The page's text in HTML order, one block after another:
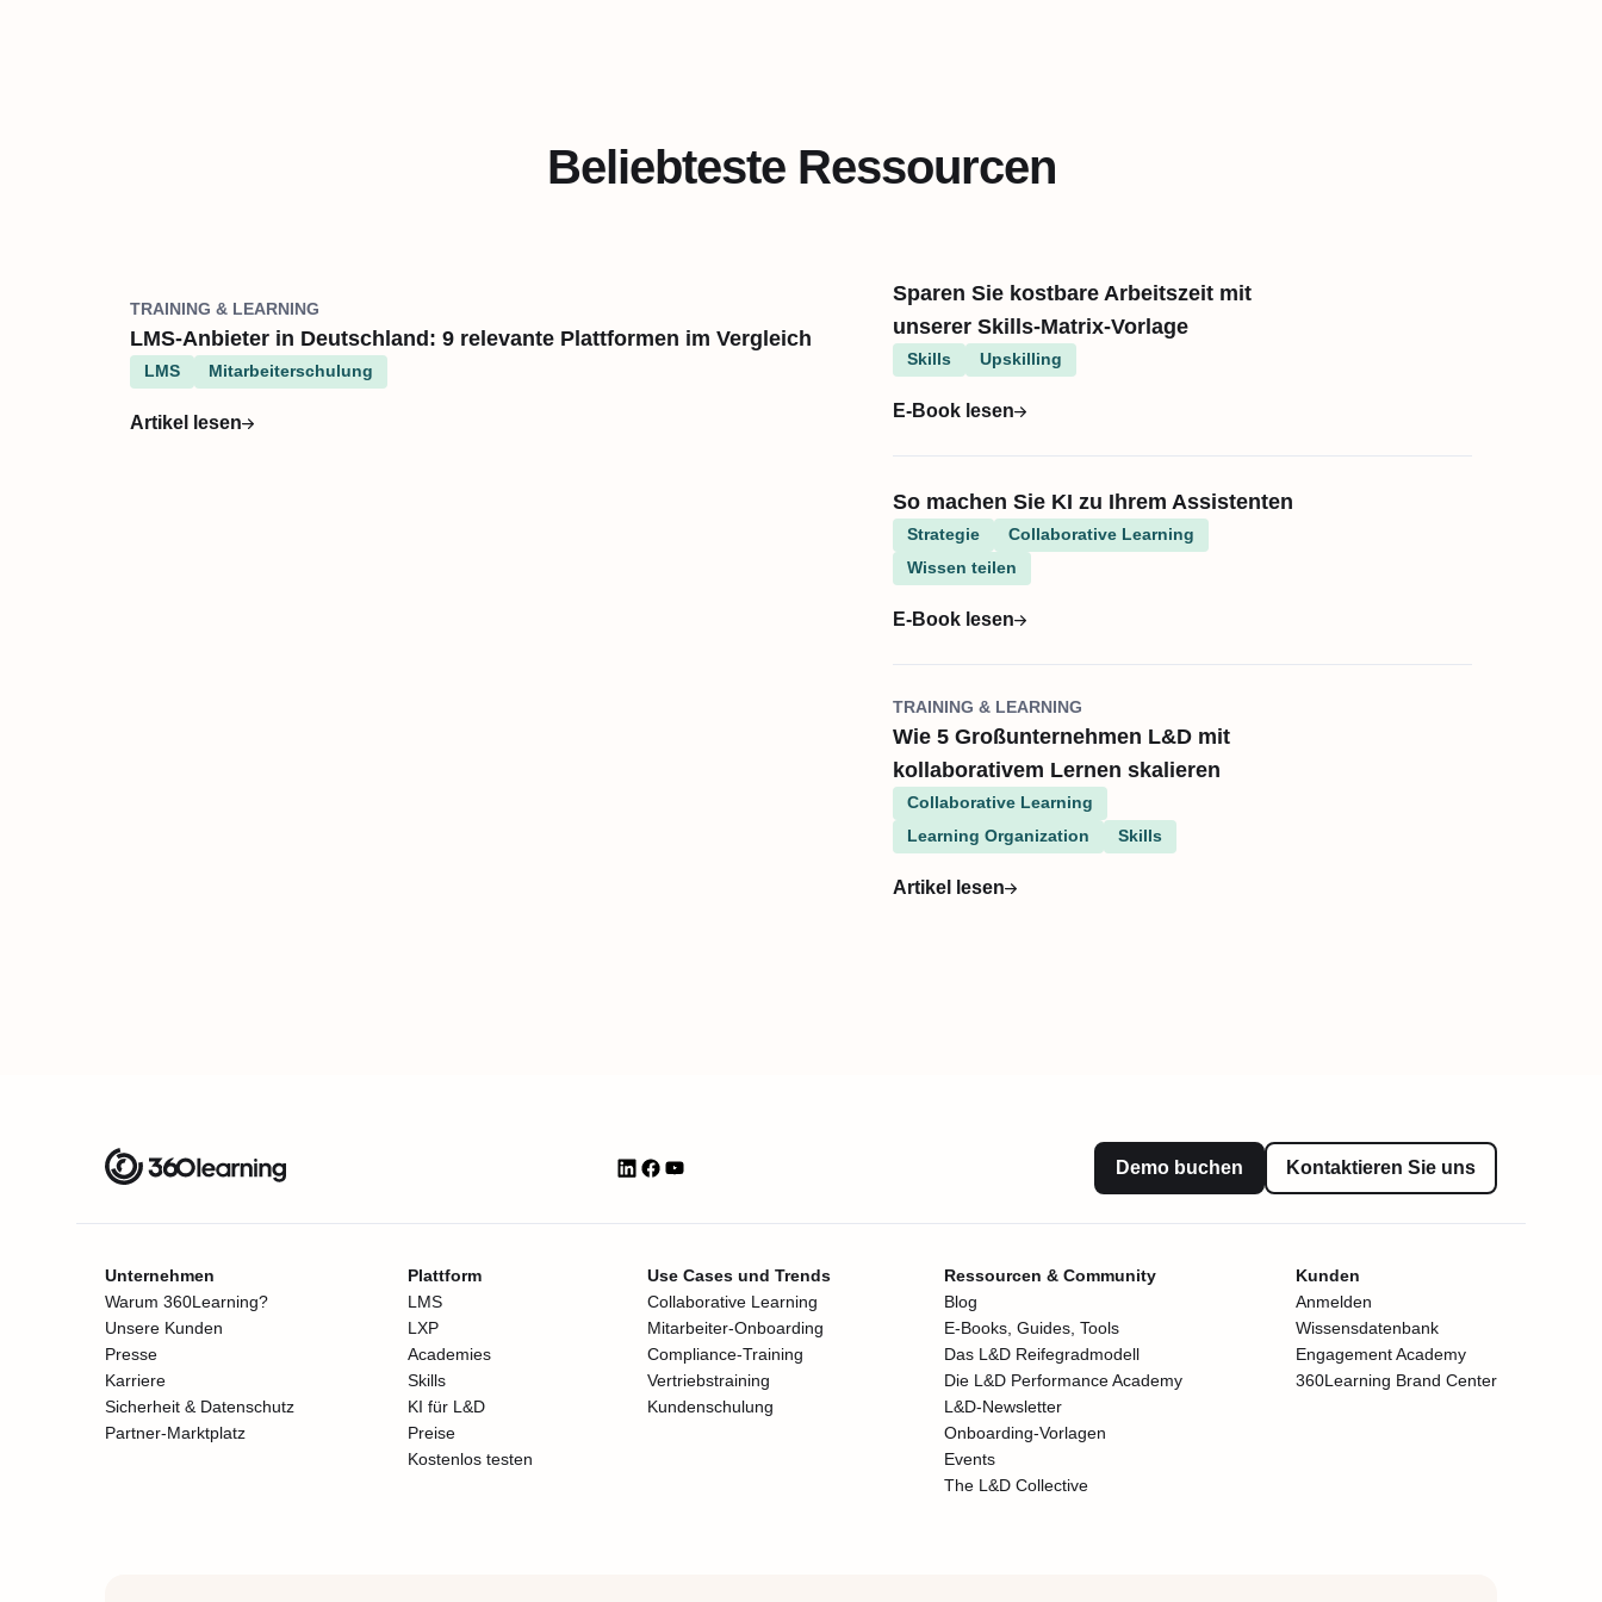
Beliebteste Ressourcen
TRAINING & LEARNING
LMS-Anbieter in Deutschland: 9 relevante Plattformen im Vergleich
LMS Mitarbeiterschulung
Artikel lesen
Sparen Sie kostbare Arbeitszeit mit
unserer Skills-Matrix-Vorlage
Skills Upskilling
E-Book lesen
So machen Sie KI zu Ihrem Assistenten
Strategie
Collaborative Learning
Wissen teilen
E-Book lesen
TRAINING & LEARNING
Wie 5 Großunternehmen L&D mit
kollaborativem Lernen skalieren
Collaborative Learning
Learning Organization
Skills
Artikel lesen
Demo buchen Kontaktieren Sie uns
Unternehmen
Warum 360Learning?
Unsere Kunden
Presse
Karriere
Sicherheit & Datenschutz
Partner-Marktplatz
Plattform
LMS
LXP
Academies
Skills
KI für L&D
Preise
Kostenlos testen
Use Cases und Trends
Collaborative Learning
Mitarbeiter-Onboarding
Compliance-Training
Vertriebstraining
Kundenschulung
Ressourcen & Community
Blog
E-Books, Guides, Tools
Das L&D Reifegradmodell
Die L&D Performance Academy
L&D-Newsletter
Onboarding-Vorlagen
Events
The L&D Collective
Kunden
Anmelden
Wissensdatenbank
Engagement Academy
360Learning Brand Center